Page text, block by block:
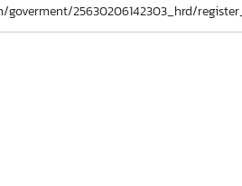
25630206142303_hrd/